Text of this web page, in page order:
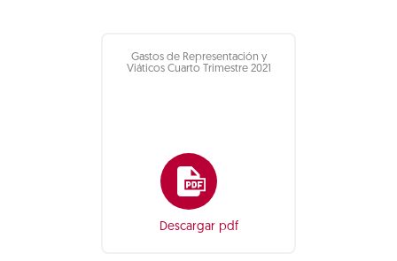
Gastos de Representación y
Viáticos Cuarto Trimestre 2021
Descargar pdf